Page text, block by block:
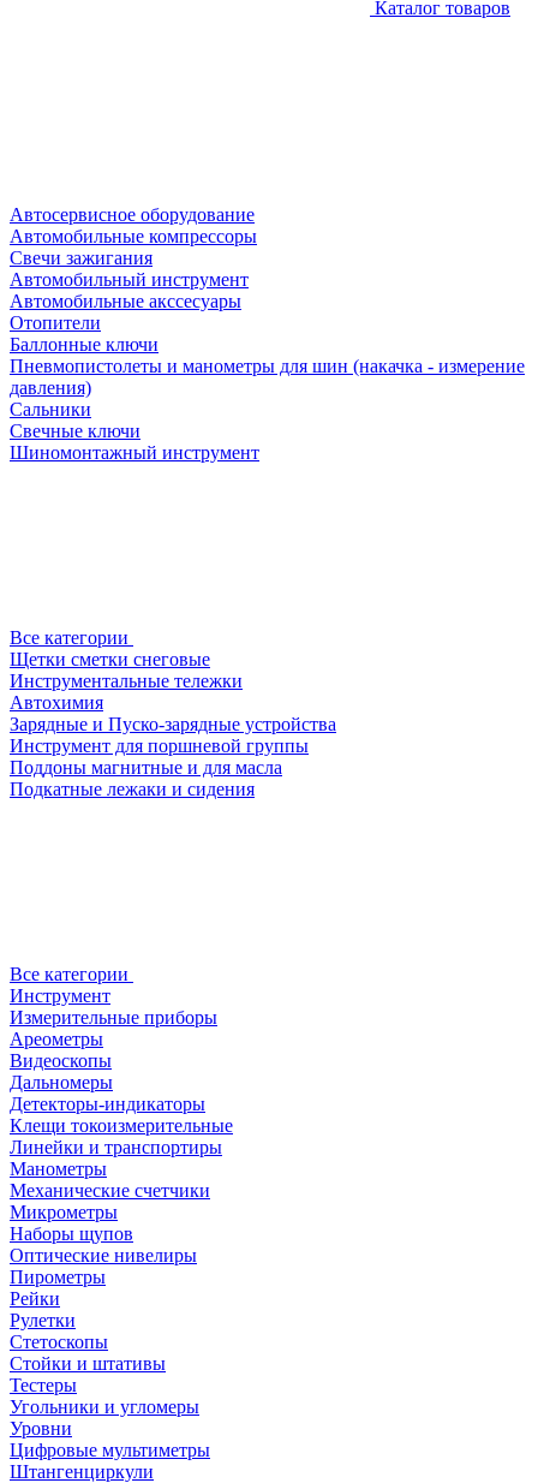
Каталог товаров
Автосервисное оборудование
Автомобильные компрессоры
Свечи зажигания
Автомобильный инструмент
Автомобильные акссесуары
Отопители
Баллонные ключи
Пневмопистолеты и манометры для шин (накачка - измерение
давления)
Сальники
Свечные ключи
Шиномонтажный инструмент
Все категории
Щетки сметки снеговые
Инструментальные тележки
Автохимия
Зарядные и Пуско-зарядные устройства
Инструмент для поршневой группы
Поддоны магнитные и для масла
Подкатные лежаки и сидения
Все категории
Инструмент
Измерительные приборы
Ареометры
Видеоскопы
Дальномеры
Детекторы-индикаторы
Клещи токоизмерительные
Линейки и транспортиры
Манометры
Механические счетчики
Микрометры
Наборы щупов
Оптические нивелиры
Пирометры
Рейки
Рулетки
Стетоскопы
Стойки и штативы
Тестеры
Угольники и угломеры
Уровни
Цифровые мультиметры
Штангенциркули